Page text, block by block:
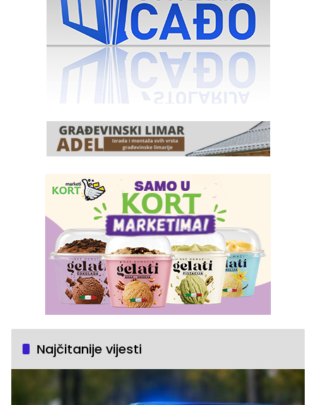
Najčitanije vijesti